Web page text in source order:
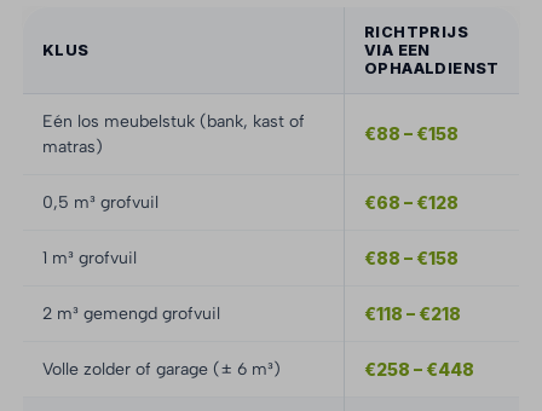
KLUS
RICHTPRIJS
VIA EEN
OPHAALDIENST
Eén los meubelstuk (bank, kast of
matras)
€88 – €158
0,5 m³ grofvuil €68 – €128
1 m³ grofvuil €88 – €158
2 m³ gemengd grofvuil €118 – €218
Volle zolder of garage (± 6 m³) €258 – €448